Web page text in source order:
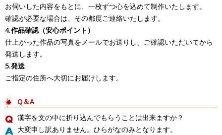
お伺いした内容をもとに、一枚ずつ心を込めて制作いたします。
確認が必要な場合は、その都度ご連絡いたします。
4.作品確認（安心ポイント）
仕上がった作品の写真をメールでお送りし、ご確認いただいてから
発送します。
5.発送
ご指定の住所へ大切にお届けします。
Q＆A
漢字を文の中に折り込んでもらうことは出来ますか？
大変申し訳ありません。ひらがなのみとなります。